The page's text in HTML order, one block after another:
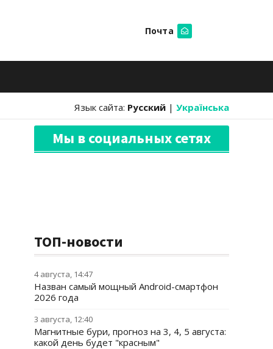
Почта
Язык сайта: Русский | Українська
Мы в социальных сетях
ТОП-новости
4 августа, 14:47
Назван самый мощный Android-смартфон
2026 года
3 августа, 12:40
Магнитные бури, прогноз на 3, 4, 5 августа:
какой день будет "красным"